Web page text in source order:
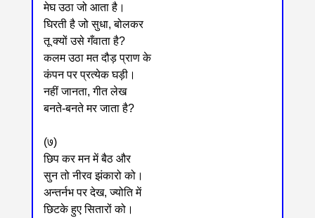
मेघ उठा जो आता है।
घिरती है जो सुधा, बोलकर
तू क्यों उसे गँवाता है?
कलम उठा मत दौड़ प्राण के
कंपन पर प्रत्येक घड़ी।
नहीं जानता, गीत लेख
बनते-बनते मर जाता है?
(७)
छिप कर मन में बैठ और
सुन तो नीरव झंकारो को।
अन्तर्नभ पर देख, ज्योति में
छिटके हुए सितारों को।